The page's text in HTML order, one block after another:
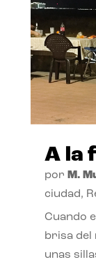
A la
por M.
ciudad,
Cuando
brisa del
unas